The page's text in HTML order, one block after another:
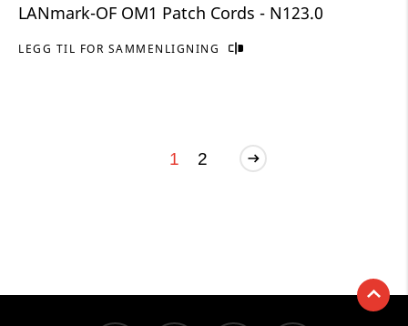
LEGG TIL FOR SAMMENLIGNING
LANmark-OF OM1 Patch Cords - N123.0
1 2